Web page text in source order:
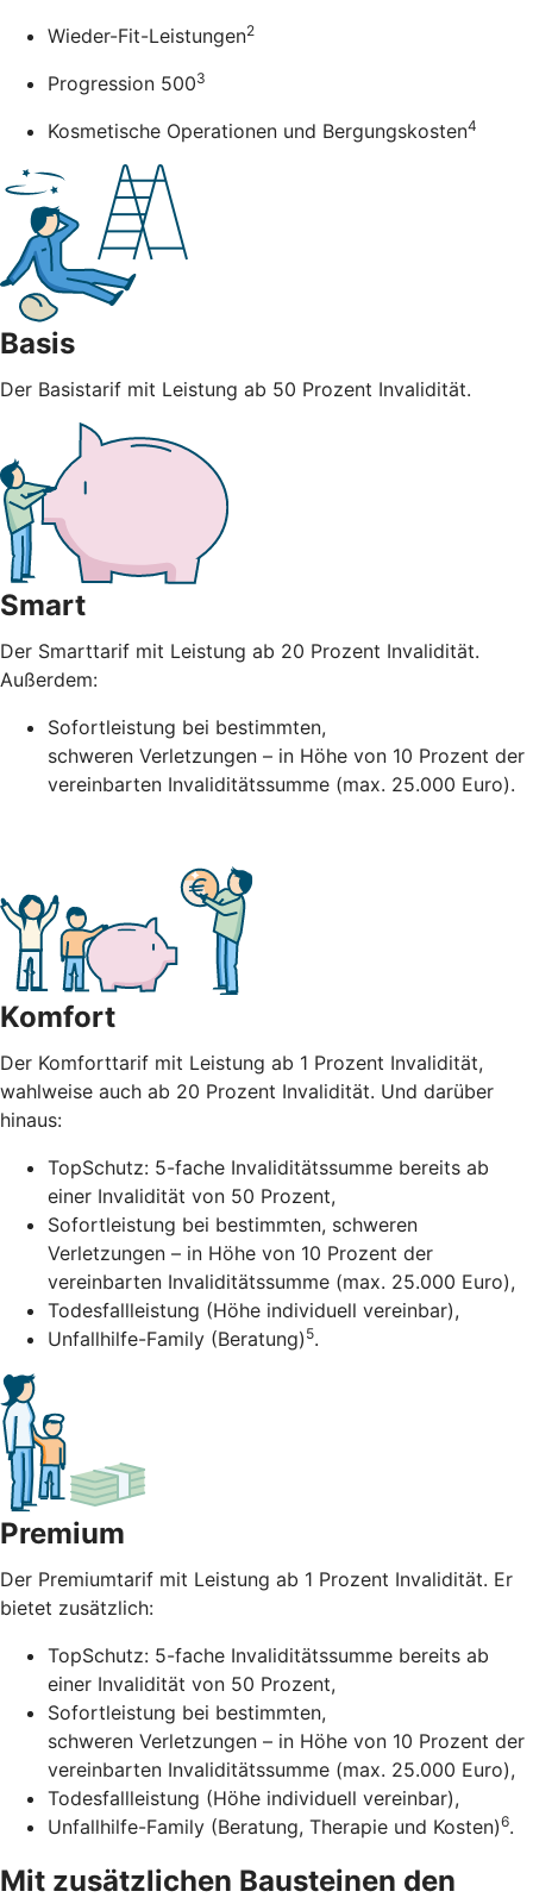
Wieder-Fit-Leistungen2
Progression 5003
Kosmetische Operationen und Bergungskosten4
Basis
Der Basistarif mit Leistung ab 50 Prozent Invalidität.
Smart
Der Smarttarif mit Leistung ab 20 Prozent Invalidität.
Außerdem:
Sofortleistung bei bestimmten,
schweren Verletzungen – in Höhe von 10 Prozent der
vereinbarten Invaliditätssumme (max. 25.000 Euro).
Komfort
Der Komforttarif mit Leistung ab 1 Prozent Invalidität,
wahlweise auch ab 20 Prozent Invalidität. Und darüber
hinaus:
TopSchutz: 5-fache Invaliditätssumme bereits ab
einer Invalidität von 50 Prozent,
Sofortleistung bei bestimmten, schweren
Verletzungen – in Höhe von 10 Prozent der
vereinbarten Invaliditätssumme (max. 25.000 Euro),
Todesfallleistung (Höhe individuell vereinbar),
Unfallhilfe-Family (Beratung) 5.
Premium
Der Premiumtarif mit Leistung ab 1 Prozent Invalidität. Er
bietet zusätzlich:
TopSchutz: 5-fache Invaliditätssumme bereits ab
einer Invalidität von 50 Prozent,
Sofortleistung bei bestimmten,
schweren Verletzungen – in Höhe von 10 Prozent der
vereinbarten Invaliditätssumme (max. 25.000 Euro),
Todesfallleistung (Höhe individuell vereinbar),
Unfallhilfe-Family (Beratung, Therapie und Kosten)6.
Mit zusätzlichen Bausteinen den